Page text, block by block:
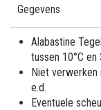
Gegevens
Alabastine
tussen 10°C en
Niet verwerken
e.d.
Eventuele